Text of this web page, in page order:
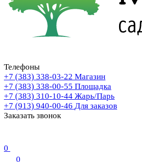
Телефоны
+7 (383) 338-03-22 Магазин
+7 (383) 338-00-55 Площадка
+7 (383) 310-10-44 Жарь/Парь
+7 (913) 940-00-46 Для заказов
Заказать звонок
0
0